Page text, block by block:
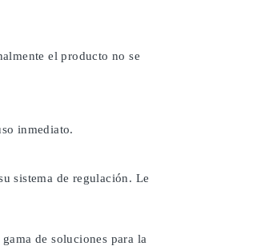
el producto no se
inmediato.
sistema de regulación. Le
de soluciones para la